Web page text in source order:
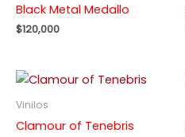
Black Metal Medallo
$120,000
Vinilos
Clamour of Tenebris